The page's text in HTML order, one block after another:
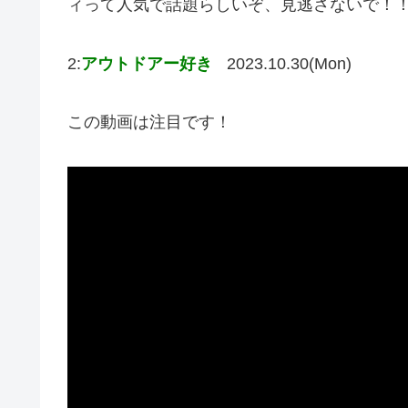
ィって人気で話題らしいぞ、見逃さないで！
2:アウトドアー好き 2023.10.30(Mon)
この動画は注目です！